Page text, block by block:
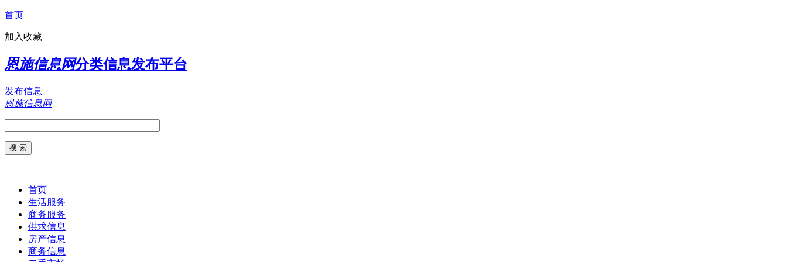
首页
加入收藏
恩施信息网分类信息发布平台
发布信息
恩施信息网
首页
生活服务
商务服务
供求信息
房产信息
商务信息